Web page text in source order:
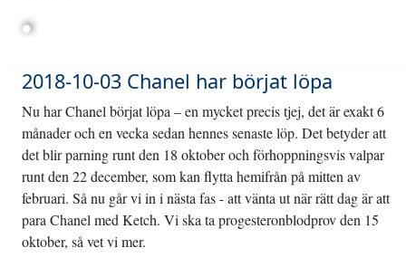
2018-10-03 Chanel har börjat löpa
Nu har Chanel börjat löpa – en mycket precis tjej, det är exakt 6
månader och en vecka sedan hennes senaste löp. Det betyder att
det blir parning runt den 18 oktober och förhoppningsvis valpar
runt den 22 december, som kan flytta hemifrån på mitten av
februari. Så nu går vi in i nästa fas - att vänta ut när rätt dag är att
para Chanel med Ketch. Vi ska ta progesteronblodprov den 15
oktober, så vet vi mer.